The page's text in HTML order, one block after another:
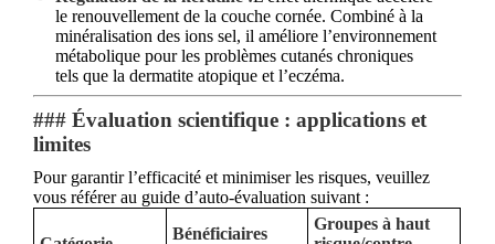
le renouvellement de la couche cornée. Combiné à la
minéralisation des ions sel, il améliore l’environnement
métabolique pour les problèmes cutanés chroniques
tels que la dermatite atopique et l’eczéma.
### Évaluation scientifique : applications et
limites
Pour garantir l’efficacité et minimiser les risques, veuillez
vous référer au guide d’auto-évaluation suivant :
Bénéficiaires
Groupes à haut